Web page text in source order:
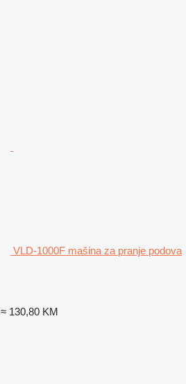
VLD-1000F mašina za pranje podova
≈ 130,80 KM